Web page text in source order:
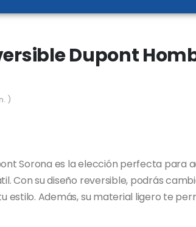
Dupont
)
Sorona es la elección perfecta para
Con su diseño reversible, podrás
estilo. Además, su material ligero te